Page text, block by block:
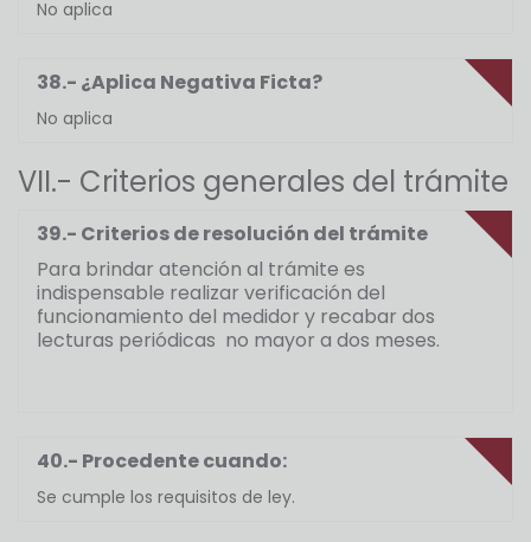
No aplica
38.- ¿Aplica Negativa Ficta?
No aplica
VII.- Criterios generales del trámite
39.- Criterios de resolución del trámite
Para brindar atención al trámite es
indispensable realizar verificación del
funcionamiento del medidor y recabar dos
lecturas periódicas no mayor a dos meses.
40.- Procedente cuando:
Se cumple los requisitos de ley.